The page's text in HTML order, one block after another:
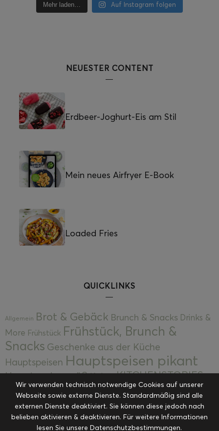
Mehr laden… Auf Instagram folgen
NEUESTER CONTENT
Erdbeer-Joghurt-Eis am Stil
Mein neues Airfryer E-Book
Loaded Fries
QUICKLINKS
Allgemein Brot & Gebäck Brunch & Snacks Drinks &
More Frühstück Frühstück, Brunch &
Snacks Geschenke aus der Küche
Hauptspeisen Hauptspeisen pikant
Hauptspeisen süßKekseKITCHENSTORIES
Kuchen, Torten & Desserts Kuchen und
Desserts Kulinarik Kulinarische Mitbringsel &
Eingemachtes Ohne Kategorie Ostern Resteküche
Wir verwenden technisch notwendige Cookies auf unserer
Webseite sowie externe Dienste. Standardmäßig sind alle
externen Dienste deaktiviert. Sie können diese jedoch nach
belieben aktivieren & deaktivieren. Für weitere Informationen
lesen Sie unsere Datenschutzbestimmungen.